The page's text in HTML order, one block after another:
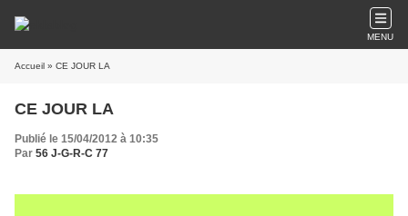
MENU
Accueil » CE JOUR LA
CE JOUR LA
Publié le 15/04/2012 à 10:35
Par 56 J-G-R-C 77